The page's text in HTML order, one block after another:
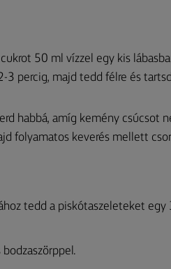
50 ml vízzel egy kis
3 percig, majd tedd félre és
habbá, amíg kemény csúcsot
folyamatos keverés mellett
tedd a piskótaszeleteket egy